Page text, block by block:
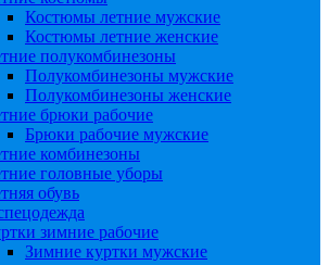
Костюмы летние мужские
Костюмы летние женские
полукомбинезоны
Полукомбинезоны мужские
Полукомбинезоны женские
брюки рабочие
Брюки рабочие мужские
комбинезоны
головные уборы
обувь
зимние рабочие
Зимние куртки мужские